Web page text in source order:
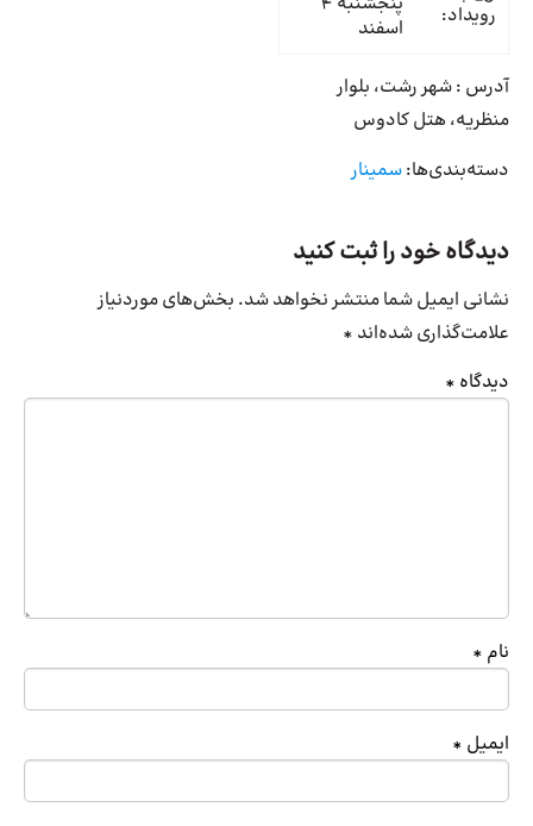
رویداد:
اسفند
آدرس : شهر رشت، بلوار
منظریه، هتل کادوس
دسته‌بندی‌ها:سمینار
دیدگاه خود را ثبت کنید
نشانی ایمیل شما منتشر نخواهد شد. بخش‌های موردنیاز
علامت‌گذاری شده‌اند *
دیدگاه *
نام *
ایمیل *